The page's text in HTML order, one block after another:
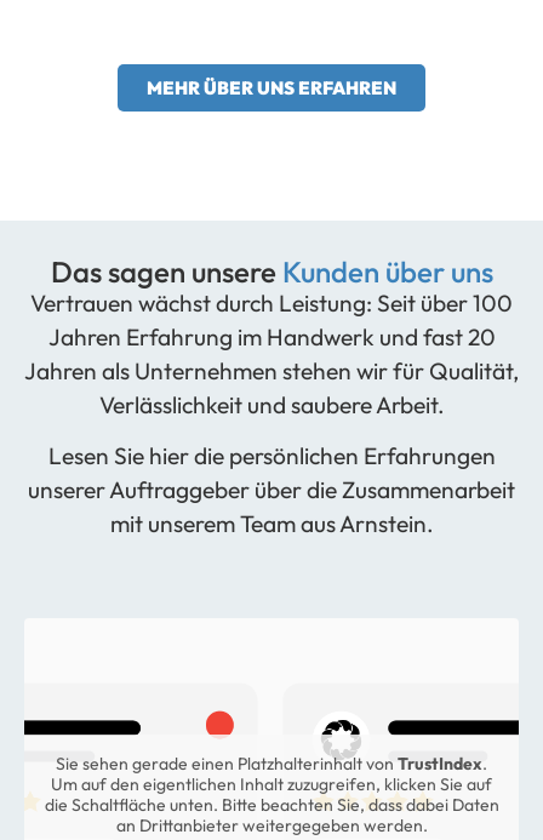
MEHR ÜBER UNS ERFAHREN
Das sagen unsere Kunden über uns
Vertrauen wächst durch Leistung: Seit über 100
Jahren Erfahrung im Handwerk und fast 20
Jahren als Unternehmen stehen wir für Qualität,
Verlässlichkeit und saubere Arbeit.
Lesen Sie hier die persönlichen Erfahrungen
unserer Auftraggeber über die Zusammenarbeit
mit unserem Team aus Arnstein.
Sie sehen gerade einen Platzhalterinhalt von TrustIndex.
Um auf den eigentlichen Inhalt zuzugreifen, klicken Sie auf
die Schaltfläche unten. Bitte beachten Sie, dass dabei Daten
an Drittanbieter weitergegeben werden.